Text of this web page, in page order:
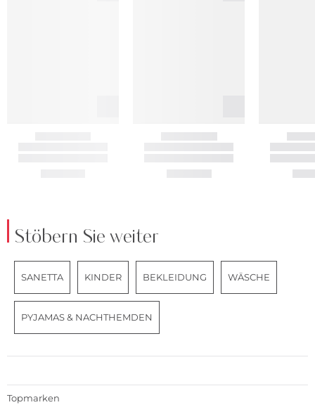
Stöbern Sie weiter
SANETTA KINDER BEKLEIDUNG WÄSCHE
PYJAMAS & NACHTHEMDEN
Topmarken